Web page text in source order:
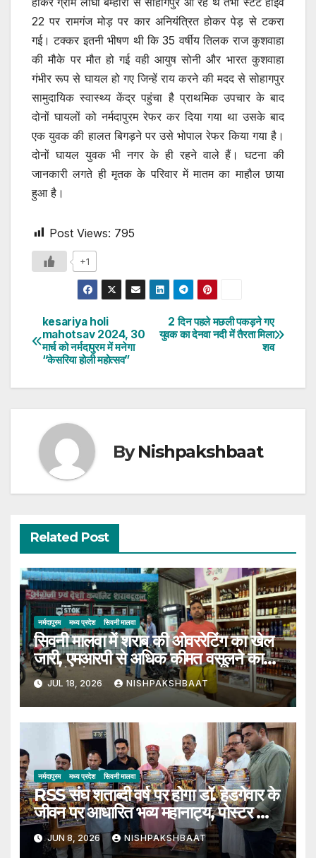
22 पर रामगंज मोड़ पर कार अनियंत्रित होकर पेड़ से टकरा
गई। टक्कर इतनी भीषण थी कि 35 वर्षीय तिलक राज कुशवाहा
की मौके पर मौत हो गई वही आयुष सोनी और भारत कुशवाहा
गंभीर रूप से घायल हो गए जिन्हें राय करने की मदद से सोहागपुर
सामुदायिक स्वास्थ्य केंद्र पहुंचा है प्राथमिक उपचार के बाद
दोनों घायलों को नर्मदापुरम रेफर कर दिया गया था उसके बाद
एक युवक की हालत बिगड़ने पर उसे भोपाल रेफर किया गया है।
दोनों घायल युवक भी नगर के ही रहने वाले हैं। घटना की
जानकारी लगते ही मृतक के परिवार में मातम का माहौल छाया
हुआ है।
Post Views: 795
+1
Post
navigation
2 दिन पहले मछली पकड़ने गए
युवक का देनवा नदी में तैरता मिला
शव
kesariya holi
mahotsav 2024, 30
मार्च को नर्मदापुरम में मनेगा
“केसरिया होली महोत्सव”
ByNishpakshbaat
Related Post
नर्मदापुरम मध्य प्रदेश सिवनी मालवा
सिवनी मालवा में शराब की ओवररेटिंग का खेल
जारी, एमआरपी से अधिक कीमत वसूलने का
वीडियो सोशल मीडिया पर हुआ वायरल
JUL 18, 2026 NISHPAKSHBAAT
नर्मदापुरम मध्य प्रदेश सिवनी मालवा
RSS संघ शताब्दी वर्ष पर होगा डॉ. हेडगेवार के
जीवन पर आधारित भव्य महानाट्य, पोस्टर का
हुआ विमोचन
JUN 8, 2026 NISHPAKSHBAAT